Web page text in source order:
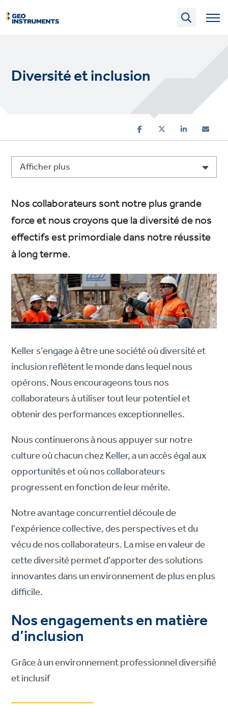
to
main
Diversité et inclusion
Afficher plus
Nos collaborateurs sont notre plus grande
force et nous croyons que la diversité de nos
effectifs est primordiale dans notre réussite
à long terme.
Keller s’engage à être une société où diversité et
inclusion reflètent le monde dans lequel nous
opérons. Nous encourageons tous nos
collaborateurs à utiliser tout leur potentiel et
obtenir des performances exceptionnelles.
Nous continuerons à nous appuyer sur notre
culture où chacun chez Keller, a un accès égal aux
opportunités et où nos collaborateurs
progressent en fonction de leur mérite.
Notre avantage concurrentiel découle de
l'expérience collective, des perspectives et du
vécu de nos collaborateurs. La mise en valeur de
cette diversité permet d'apporter des solutions
innovantes dans un environnement de plus en plus
difficile.
Nos engagements en matière
d’inclusion
Grâce à un environnement professionnel diversifié
et inclusif